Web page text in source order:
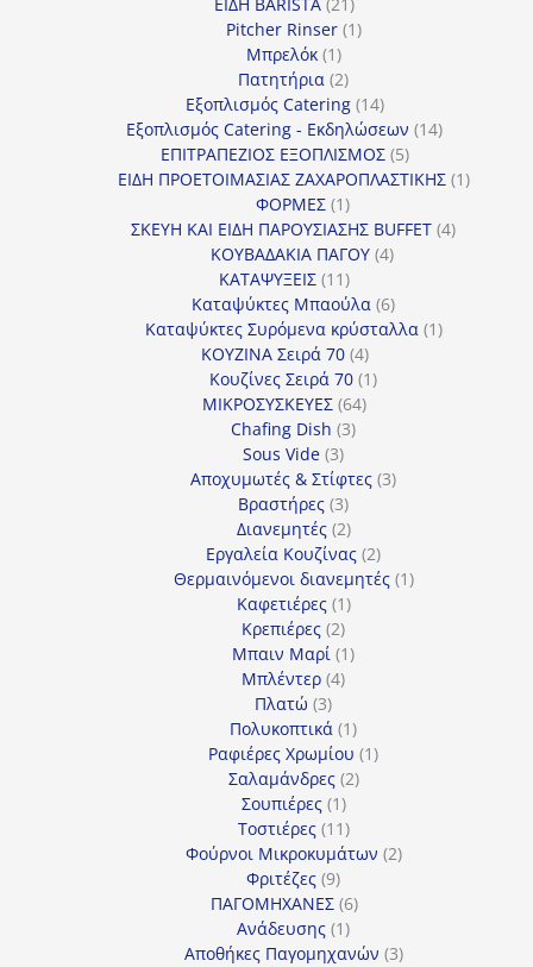
προϊόντα
Pitcher Rinser 11
Μπρελόκ 11
προϊόν
Πατητήρια 22
προϊόντα
Εξοπλισμός Catering 1414
προϊόντα
Εξοπλισμός Catering - Εκδηλώσεων 1414
ΕΠΙΤΡΑΠΕΖΙΟΣ ΕΞΟΠΛΙΣΜΟΣ 55
προϊόντα
ΕΙΔΗ ΠΡΟΕΤΟΙΜΑΣΙΑΣ ΖΑΧΑΡΟΠΛΑΣΤΙΚΗΣ 11
ΦΟΡΜΕΣ 11
προϊόν
ΣΚΕΥΗ ΚΑΙ ΕΙΔΗ ΠΑΡΟΥΣΙΑΣΗΣ BUFFET 44
ΚΟΥΒΑΔΑΚΙΑ ΠΑΓΟΥ 44
ΚΑΤΑΨΥΞΕΙΣ 1111
προϊόντα
Καταψύκτες Μπαούλα 66
προϊόντα
Καταψύκτες Συρόμενα κρύσταλλα 11
ΚΟΥΖΙΝΑ Σειρά 70 44
προϊόντα
Κουζίνες Σειρά 70 11
ΜΙΚΡΟΣΥΣΚΕΥΕΣ 6464
Chafing Dish 33
Sous Vide 33
προϊόντα
Αποχυμωτές & Στίφτες 33
Βραστήρες 33
προϊόντα
Διανεμητές 22
προϊόντα
Εργαλεία Κουζίνας 22
προϊόντα
Θερμαινόμενοι διανεμητές 11
Καφετιέρες 11
προϊόν
Κρεπιέρες 22
προϊόντα
Μπαιν Μαρί 11
Μπλέντερ 44
Πλατώ 33
προϊόντα
Πολυκοπτικά 11
προϊόν
Ραφιέρες Χρωμίου 11
Σαλαμάνδρες 22
Σουπιέρες 11
προϊόν
Τοστιέρες 1111
προϊόντα
Φούρνοι Μικροκυμάτων 22
Φριτέζες 99
προϊόντα
ΠΑΓΟΜΗΧΑΝΕΣ 66
Ανάδευσης 11
προϊόν
Αποθήκες Παγομηχανών 33